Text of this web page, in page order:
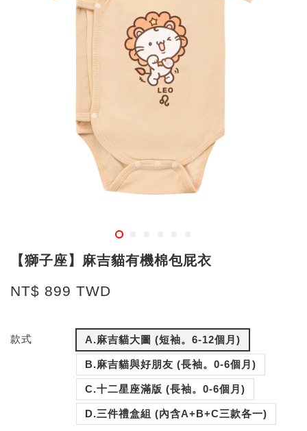
【獅子座】麻吉貓有機棉包屁衣
NT$ 899 TWD
款式 A.麻吉貓大圖 (短袖。6-12個月)
B.麻吉貓與好朋友 (長袖。0-6個月)
C.十二星座滿版 (長袖。0-6個月)
D.三件禮盒組 (內含A+B+C三款各一)